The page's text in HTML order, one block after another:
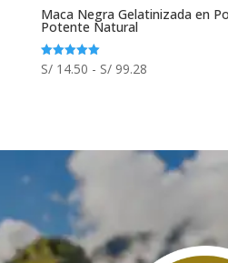
Maca Negra Gelatinizada en
Potente Natural
Valorado
con
S/14.50 - S/99.28Rango
S/ 14.50
hasta